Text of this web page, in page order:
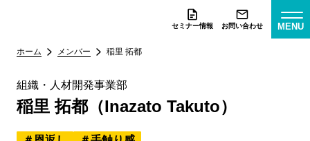
セミナー情報 お問い合わせ MENU
ホーム メンバー 稲里 拓都
組織・人材開発事業部
稲里 拓都（Inazato Takuto）